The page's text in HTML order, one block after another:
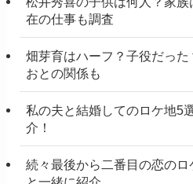
在の仕事も調査
畑芽育はハーフ？子役だっ
おとの関係も
私の夫と結婚してのロケ地5
介！
続々最後から二番目の恋のロ